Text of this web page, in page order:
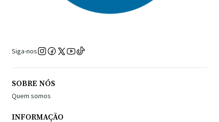
Siga-nos
SOBRE NÓS
Quem somos
INFORMAÇÃO